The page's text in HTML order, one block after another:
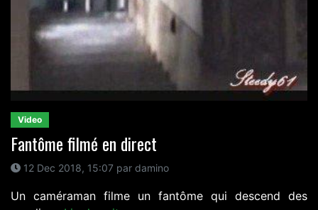
Video
Fantôme filmé en direct
12 Dec 2018, 15:07 par damino
Un caméraman filme un fantôme qui descend des